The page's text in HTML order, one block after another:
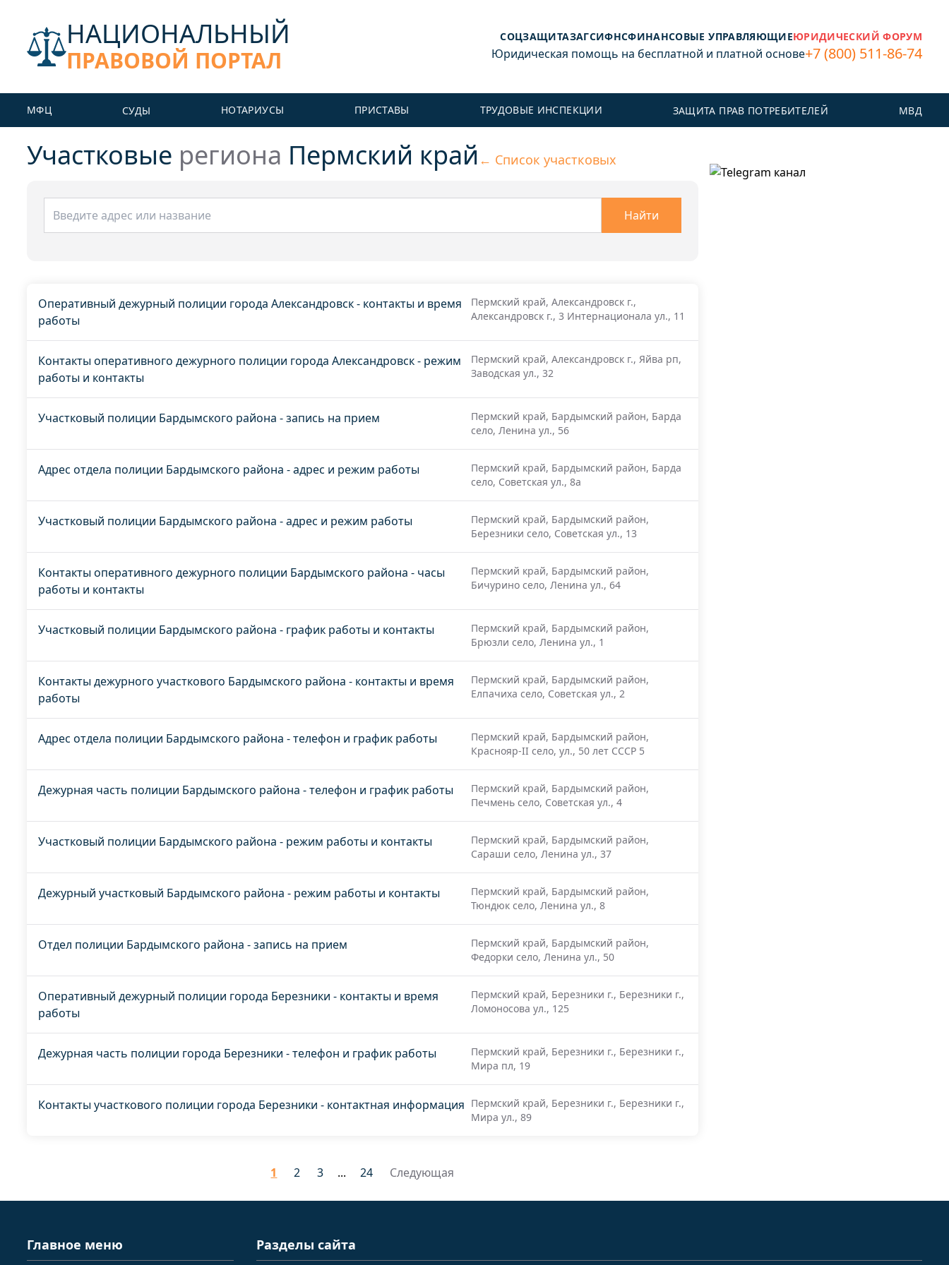
НАЦИОНАЛЬНЫЙ
ПРАВОВОЙ ПОРТАЛ
СОЦЗАЩИТАЗАГСИФНСФИНАНСОВЫЕ УПРАВЛЯЮЩИЕЮРИДИЧЕСКИЙ ФОРУМ
Юридическая помощь на бесплатной и платной основе+7 (800) 511-86-74
МФЦ СУДЫ НОТАРИУСЫ ПРИСТАВЫ ТРУДОВЫЕ ИНСПЕКЦИИ ЗАЩИТА ПРАВ ПОТРЕБИТЕЛЕЙ МВД
Участковые региона Пермский край ← Список участковых
Найти
Оперативный дежурный полиции города Александровск - контакты и время
работы
Пермский край, Александровск г.,
Александровск г., 3 Интернационала ул., 11
Контакты оперативного дежурного полиции города Александровск - режим
работы и контакты
Пермский край, Александровск г., Яйва рп,
Заводская ул., 32
Участковый полиции Бардымского района - запись на прием
Пермский край, Бардымский район, Барда
село, Ленина ул., 56
Адрес отдела полиции Бардымского района - адрес и режим работы
Пермский край, Бардымский район, Барда
село, Советская ул., 8а
Участковый полиции Бардымского района - адрес и режим работы
Пермский край, Бардымский район,
Березники село, Советская ул., 13
Контакты оперативного дежурного полиции Бардымского района - часы
работы и контакты
Пермский край, Бардымский район,
Бичурино село, Ленина ул., 64
Участковый полиции Бардымского района - график работы и контакты
Пермский край, Бардымский район,
Брюзли село, Ленина ул., 1
Контакты дежурного участкового Бардымского района - контакты и время
работы
Пермский край, Бардымский район,
Елпачиха село, Советская ул., 2
Адрес отдела полиции Бардымского района - телефон и график работы
Пермский край, Бардымский район,
Краснояр-II село, ул., 50 лет СССР 5
Дежурная часть полиции Бардымского района - телефон и график работы
Пермский край, Бардымский район,
Печмень село, Советская ул., 4
Участковый полиции Бардымского района - режим работы и контакты
Пермский край, Бардымский район,
Сараши село, Ленина ул., 37
Дежурный участковый Бардымского района - режим работы и контакты
Пермский край, Бардымский район,
Тюндюк село, Ленина ул., 8
Отдел полиции Бардымского района - запись на прием
Пермский край, Бардымский район,
Федорки село, Ленина ул., 50
Оперативный дежурный полиции города Березники - контакты и время
работы
Пермский край, Березники г., Березники г.,
Ломоносова ул., 125
Дежурная часть полиции города Березники - телефон и график работы
Пермский край, Березники г., Березники г.,
Мира пл, 19
Контакты участкового полиции города Березники - контактная информация Пермский край, Березники г., Березники г.,
Мира ул., 89
1 2 3 ... 24 Следующая
Главное меню Разделы сайта